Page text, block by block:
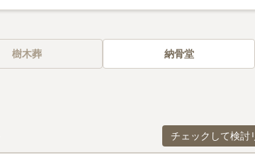
樹木葬 納骨堂
チェックして検討